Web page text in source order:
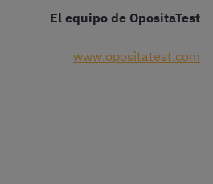
El equipo de OpositaTest
www.opositatest.com